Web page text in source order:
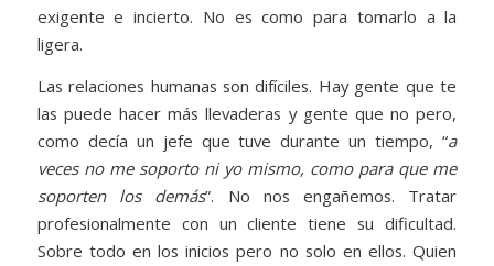
exigente e incierto. No es como para tomarlo a la
ligera.
Las relaciones humanas son difíciles. Hay gente que te
las puede hacer más llevaderas y gente que no pero,
como decía un jefe que tuve durante un tiempo, “a
veces no me soporto ni yo mismo, como para que me
soporten los demás”. No nos engañemos. Tratar
profesionalmente con un cliente tiene su dificultad.
Sobre todo en los inicios pero no solo en ellos. Quien